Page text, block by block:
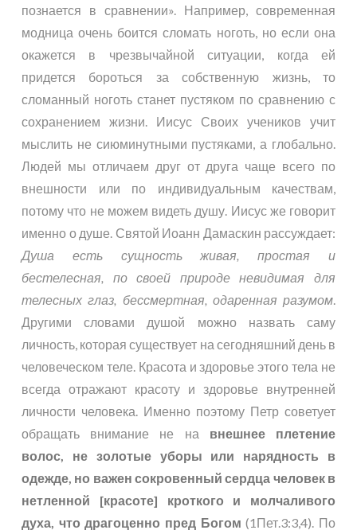
познается в сравнении». Например, современная
модница очень боится сломать ноготь, но если она
окажется в чрезвычайной ситуации, когда ей
придется бороться за собственную жизнь, то
сломанный ноготь станет пустяком по сравнению с
сохранением жизни. Иисус Своих учеников учит
мыслить не сиюминутными пустяками, а глобально.
Людей мы отличаем друг от друга чаще всего по
внешности или по индивидуальным качествам,
потому что не можем видеть душу. Иисус же говорит
именно о душе. Святой Иоанн Дамаскин рассуждает:
Душа есть сущность живая, простая и
бестелесная, по своей природе невидимая для
телесных глаз, бессмертная, одаренная разумом
Другими словами душой можно назвать саму
личность, которая существует на сегодняшний день в
человеческом теле. Красота и здоровье этого тела не
всегда отражают красоту и здоровье внутренней
личности человека. Именно поэтому Петр советует
обращать внимание не на внешнее плетение
волос, не золотые уборы или нарядность в
одежде, но важен сокровенный сердца человек в
нетленной [красоте] кроткого и молчаливого
духа, что драгоценно пред Богом (1Пет.3:3,4). По